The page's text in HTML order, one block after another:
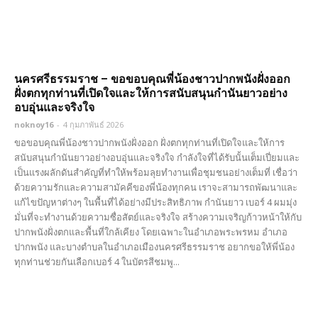
นครศรีธรรมราช – ขอขอบคุณพี่น้องชาวปากพนังฝั่งออก
ฝั่งตกทุกท่านที่เปิดใจและให้การสนับสนุนกำนันยาวอย่าง
อบอุ่นและจริงใจ
noknoy16 - 4 กุมภาพันธ์ 2026
ขอขอบคุณพี่น้องชาวปากพนังฝั่งออก ฝั่งตกทุกท่านที่เปิดใจและให้การ
สนับสนุนกำนันยาวอย่างอบอุ่นและจริงใจ กำลังใจที่ได้รับนั้นเต็มเปี่ยมและ
เป็นแรงผลักดันสำคัญที่ทำให้พร้อมลุยทำงานเพื่อชุมชนอย่างเต็มที่ เชื่อว่า
ด้วยความรักและความสามัคคีของพี่น้องทุกคน เราจะสามารถพัฒนาและ
แก้ไขปัญหาต่างๆ ในพื้นที่ได้อย่างมีประสิทธิภาพ กำนันยาว เบอร์ 4 ผมมุ่ง
มั่นที่จะทำงานด้วยความซื่อสัตย์และจริงใจ สร้างความเจริญก้าวหน้าให้กับ
ปากพนังฝั่งตกและพื้นที่ใกล้เคียง โดยเฉพาะในอำเภอพระพรหม อำเภอ
ปากพนัง และบางตำบลในอำเภอเมืองนครศรีธรรมราช อยากขอให้พี่น้อง
ทุกท่านช่วยกันเลือกเบอร์ 4 ในบัตรสีชมพู...